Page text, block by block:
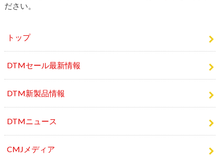
ださい。
トップ
DTMセール最新情報
DTM新製品情報
DTMニュース
CMJメディア